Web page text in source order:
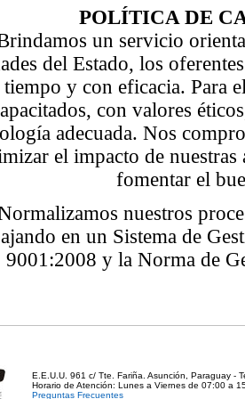
POLÍTICA DE
un servicio
del Estado, los
tiempo y con eficacia. Para
con valores
adecuada. Nos
el impacto de
fomentar el
nuestros
en un Sistema de
9001:2008 y la Norma de
E.E.U.U. 961 c/ Tte. Fariña. Asunción, Paraguay -
Horario de Atención: Lunes a Viernes de 07:00 a
Preguntas Frecuentes